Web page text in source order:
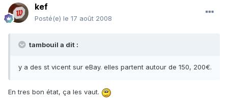
kef
Posté(e) le 17 août 2008
tambouil a dit :
y a des st vicent sur eBay. elles partent autour de 150, 200€.
En tres bon état, ça les vaut.